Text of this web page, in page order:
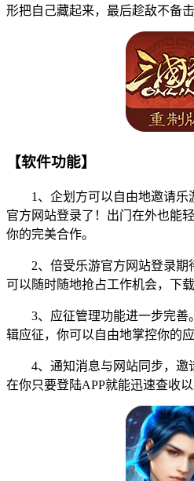
形把自己藏起来，最后趁敌不备击
【软件功能】
1、企划方可以自由地邀请乐
官方网站登录了！出门在外也能
你的完美合作。
2、倍受乐游官方网站登录期
可以随时随地抢占工作机会，下
3、应征管理功能进一步完善
辑应征，你可以自由地掌控你的应
4、通知消息与网站同步，邀
在你只要登陆APP就能迅速查收以